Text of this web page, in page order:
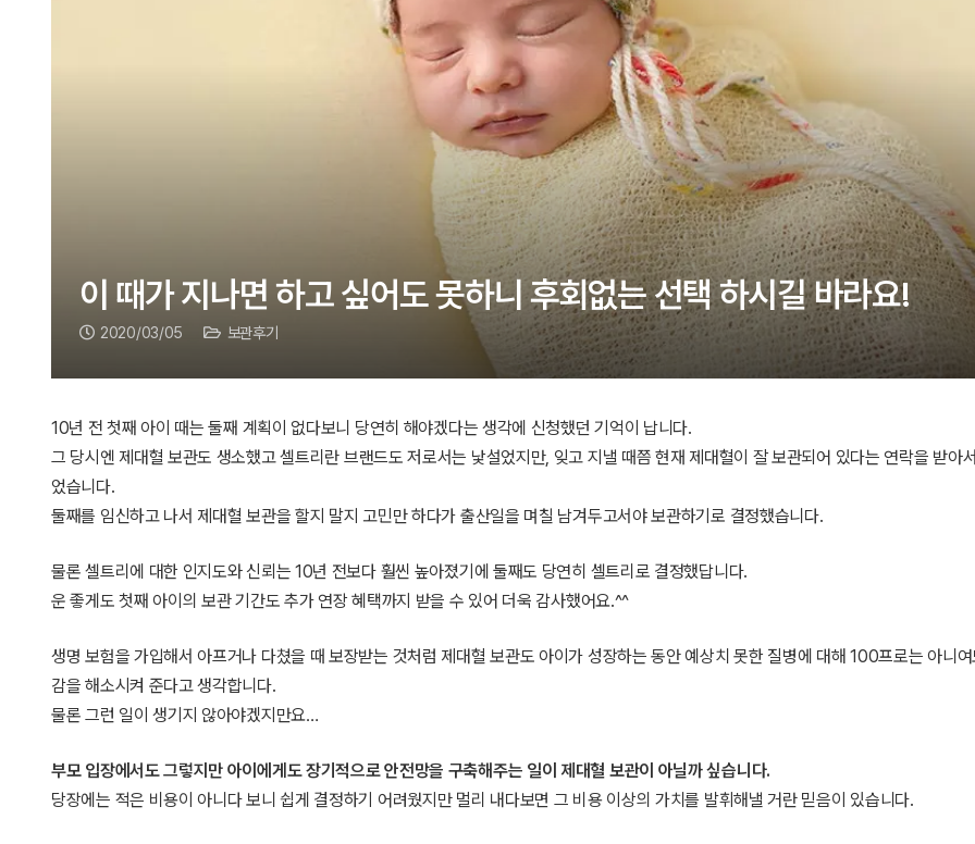
이 때가 지나면 하고 싶어도 못하니 후회없는 선택 하시길 바라요!
2020/03/05 보관후기
10년 전 첫째 아이 때는 둘째 계획이 없다보니 당연히 해야겠다는 생각에 신청했던 기억이 납니다.
그 당시엔 제대혈 보관도 생소했고 셀트리란 브랜드도 저로서는 낯설었지만, 잊고 지낼 때쯤 현재 제대혈이 잘 보관되어 있다는 연락을 받아
었습니다.
둘째를 임신하고 나서 제대혈 보관을 할지 말지 고민만 하다가 출산일을 며칠 남겨두고서야 보관하기로 결정했습니다.
물론 셀트리에 대한 인지도와 신뢰는 10년 전보다 훨씬 높아졌기에 둘째도 당연히 셀트리로 결정했답니다.
운 좋게도 첫째 아이의 보관 기간도 추가 연장 혜택까지 받을 수 있어 더욱 감사했어요.^^
생명 보험을 가입해서 아프거나 다쳤을 때 보장받는 것처럼 제대혈 보관도 아이가 성장하는 동안 예상치 못한 질병에 대해 100프로는 아니
감을 해소시켜 준다고 생각합니다.
물론 그런 일이 생기지 않아야겠지만요…
부모 입장에서도 그렇지만 아이에게도 장기적으로 안전망을 구축해주는 일이 제대혈 보관이 아닐까 싶습니다.
당장에는 적은 비용이 아니다 보니 쉽게 결정하기 어려웠지만 멀리 내다보면 그 비용 이상의 가치를 발휘해낼 거란 믿음이 있습니다.